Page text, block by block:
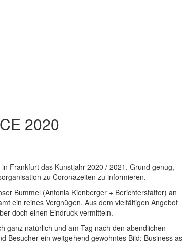
2020
Frankfurt das Kunstjahr 2020 / 2021. Grund genug,
zu Coronazeiten zu informieren.
Bummel (Antonia Kienberger + Berichterstatter) an
ein reines Vergnügen. Aus dem vielfältigen Angebot
doch einen Eindruck vermitteln.
ganz natürlich und am Tag nach den abendlichen
Besucher ein weitgehend gewohntes Bild: Business as